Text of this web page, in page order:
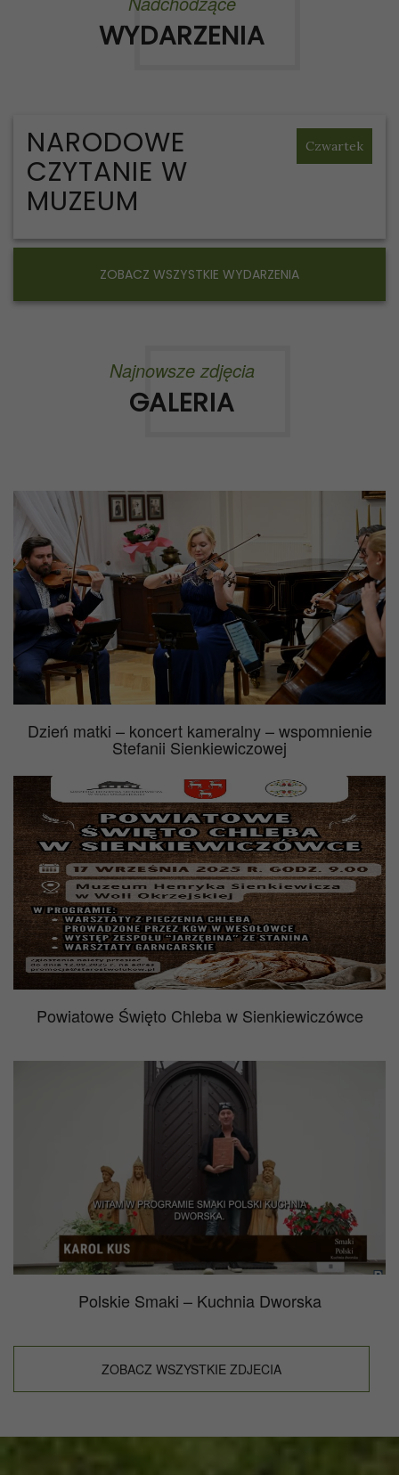
WYDARZENIA
Czwartek
NARODOWE
CZYTANIE W
MUZEUM
ZOBACZ WSZYSTKIE WYDARZENIA
Najnowsze zdjęcia
GALERIA
Dzień matki – koncert kameralny – wspomnienie
Stefanii Sienkiewiczowej
Powiatowe Święto Chleba w Sienkiewiczówce
Polskie Smaki – Kuchnia Dworska
ZOBACZ WSZYSTKIE ZDJECIA